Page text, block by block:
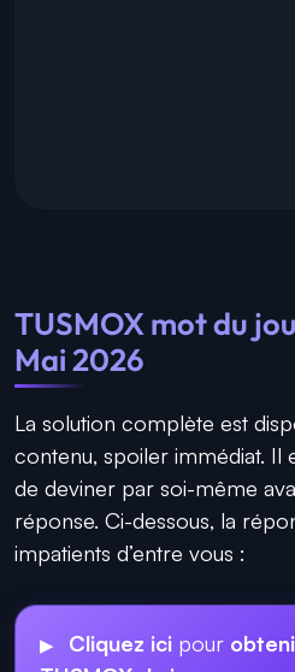
TUSMOX mot du
Mai 2026
La solution complète est
contenu, spoiler immédiat. Il
de deviner par soi-même
réponse. Ci-dessous, la
impatients d’entre vous :
Cliquez ici pour